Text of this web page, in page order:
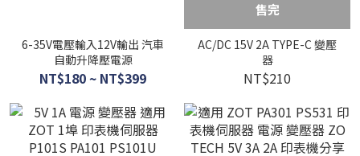
6-35V電壓輸入12V輸出 汽車
自動升降壓電源
NT$180 ~ NT$399
售完
AC/DC 15V 2A TYPE-C 變壓
器
NT$210